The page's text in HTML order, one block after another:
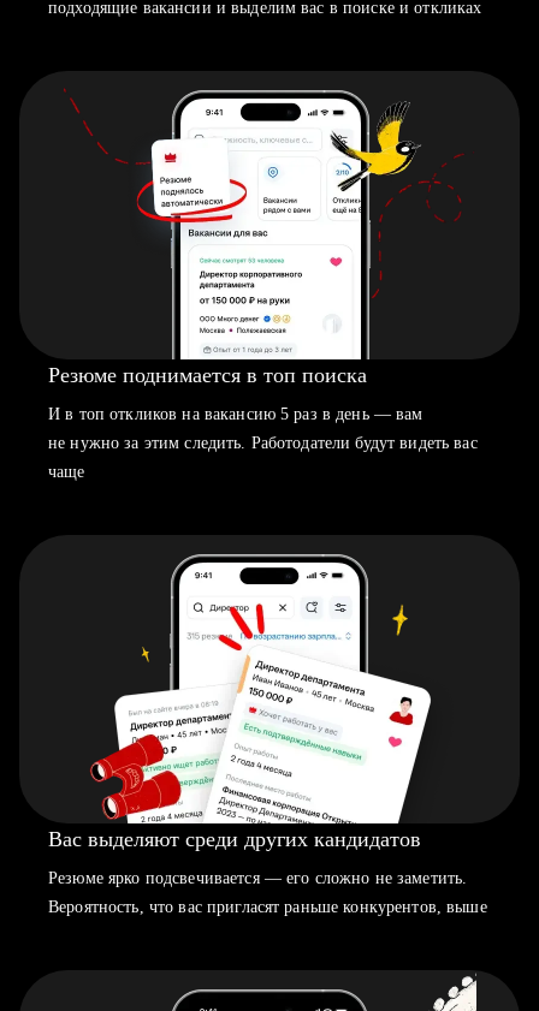
подходящие вакансии и выделим вас в поиске и откликах
Резюме поднимается в топ поиска
И в топ откликов на вакансию 5 раз в день — вам
не нужно за этим следить. Работодатели будут видеть вас
чаще
Вас выделяют среди других кандидатов
Резюме ярко подсвечивается — его сложно не заметить.
Вероятность, что вас пригласят раньше конкурентов, выше